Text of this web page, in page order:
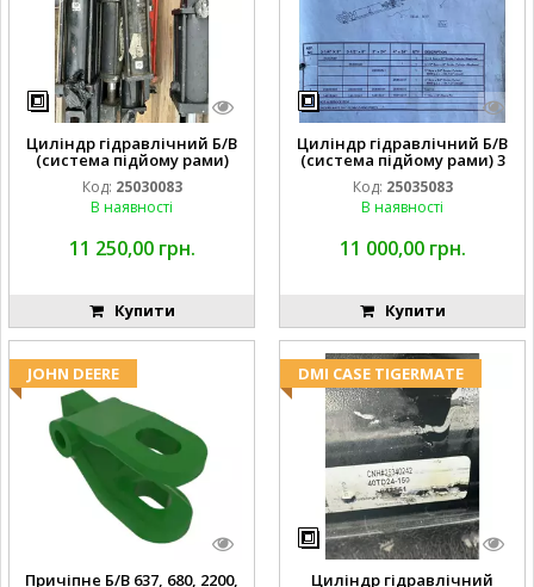
Циліндр гідравлічний Б/В
(система підйому рами)
3X8 87423768
Код: 25030083
В наявності
11 250,00 грн.
Купити
Циліндр гідравлічний Б/В
(система підйому рами) 3
1/2 84255910
Код: 25035083
В наявності
11 000,00 грн.
Купити
JOHN DEERE
Причіпне Б/В 637, 680, 2200,
DMI CASE TIGERMATE
Циліндр гідравлічний